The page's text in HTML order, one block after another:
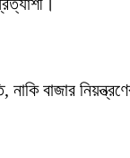
বাজার